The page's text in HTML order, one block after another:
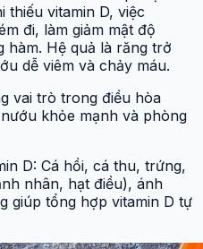
thiếu vitamin D, việc
đi, làm giảm mật độ
hàm. Hệ quả là răng trở
dễ viêm và chảy máu.
vai trò trong điều hòa
khỏe mạnh và phòng
D: Cá hồi, cá thu, trứng,
nhân, hạt điều), ánh
giúp tổng hợp vitamin D tự